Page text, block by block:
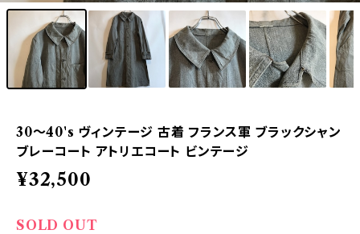
30〜40's ヴィンテージ 古着 フランス軍 ブラックシャン
ブレーコート アトリエコート ビンテージ
¥32,500
SOLD OUT